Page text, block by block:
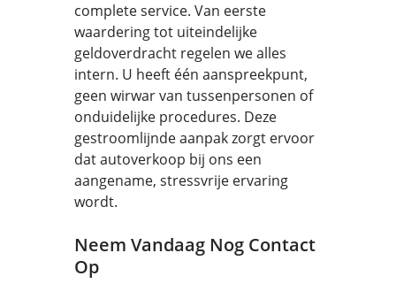
complete service. Van eerste
waardering tot uiteindelijke
geldoverdracht regelen we alles
intern. U heeft één aanspreekpunt,
geen wirwar van tussenpersonen of
onduidelijke procedures. Deze
gestroomlijnde aanpak zorgt ervoor
dat autoverkoop bij ons een
aangename, stressvrije ervaring
wordt.
Neem Vandaag Nog Contact
Op